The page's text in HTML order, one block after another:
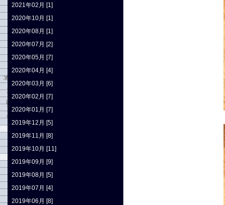
2021年02月 [1]
2020年10月 [1]
2020年08月 [1]
2020年07月 [2]
2020年05月 [7]
2020年04月 [4]
2020年03月 [6]
2020年02月 [7]
2020年01月 [7]
2019年12月 [5]
2019年11月 [8]
2019年10月 [11]
2019年09月 [9]
2019年08月 [5]
2019年07月 [4]
2019年06月 [8]